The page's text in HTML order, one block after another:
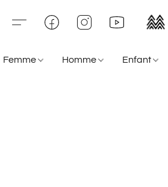
Femme Homme Enfant